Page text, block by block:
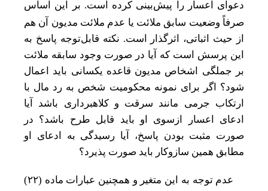
دعوای اعسار را پیشبینی کرده است. بر این اساس
صرفاً وضعیت سابق ملائت یا عدم ملائت مدیون آن هم
از حیث اثباتی، اثرگذار است. نکته قابل‌توجه پاسخ به
این پرسش است که آیا در صورت وجود سابقه ملائت
بر جملگی اشخاص مدیون قاعده یکسانی باید اعمال
شود؟ اگر برای نمونه محکومیت شخص به رد مال با
ارتکاب جرمی مانند سرقت و کلاهبرداری باشد آیا
ادعای اعسار از‌سوی او باید قابل طرح باشد؟ در
صورت مثبت بودن پاسخ، آیا رسیدگی به ادعای او
مطابق همین سازوکار باید صورت پذیرد؟
عدم توجه به این متغیر و همچنین عبارات ماده (۲۲)